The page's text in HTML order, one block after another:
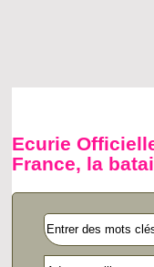
Ecurie
France, la